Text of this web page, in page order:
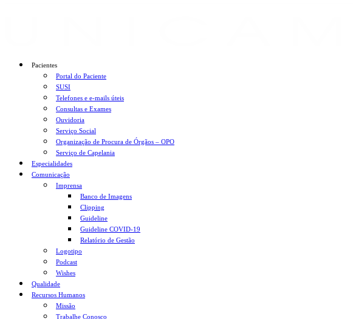
Pacientes
Portal do Paciente
SUSI
Telefones e e-mails úteis
Consultas e Exames
Ouvidoria
Serviço Social
Organização de Procura de Órgãos – OPO
Serviço de Capelania
Especialidades
Comunicação
Imprensa
Banco de Imagens
Clipping
Guideline
Guideline COVID-19
Relatório de Gestão
Logotipo
Podcast
Wishes
Qualidade
Recursos Humanos
Missão
Trabalhe Conosco